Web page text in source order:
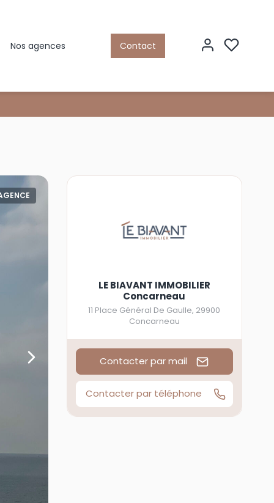
Nos agences Contact
LE BIAVANT IMMOBILIER
Concarneau
11 Place Général De Gaulle, 29900
Concarneau
Contacter par mail
Contacter par téléphone